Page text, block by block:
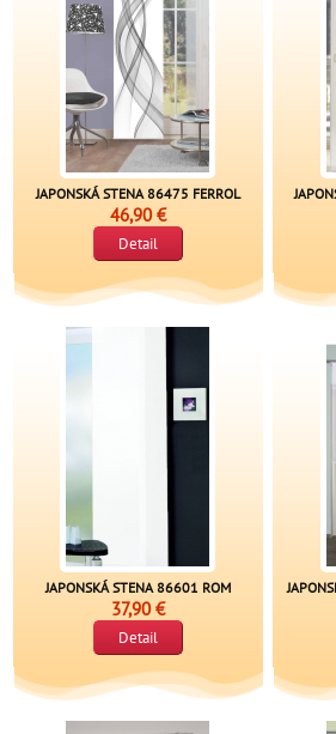
JAPONSKÁ STENA 86475 FERROL
46,90 €
Detail
JAPONSKÁ STENA 86601 ROM
37,90 €
Detail